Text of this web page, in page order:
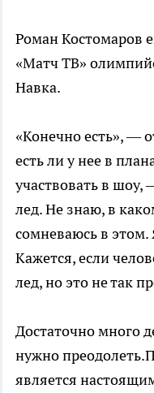
Роман Костомаров
«Матч ТВ»
Навка.
«Конечно есть», —
есть ли у нее в
участвовать в
лед. Не знаю, в
сомневаюсь в этом.
Кажется, если
лед, но это не так
Достаточно много
нужно
является